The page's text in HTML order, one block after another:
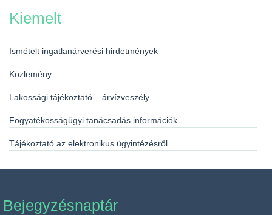
Kiemelt
Ismételt ingatlanárverési hirdetmények
Közlemény
Lakossági tájékoztató – árvízveszély
Fogyatékosságügyi tanácsadás információk
Tájékoztató az elektronikus ügyintézésről
Bejegyzésnaptár